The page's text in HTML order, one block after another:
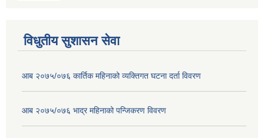
विधुतीय सुशासन सेवा
आब २०७५/०७६ कार्तिक महिनाको व्यक्तिगत घटना दर्ता विवरण
आब २०७५/०७६ भाद्र महिनाको पन्जिकरण विवरण